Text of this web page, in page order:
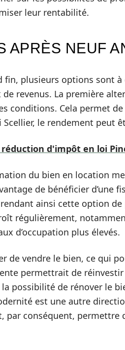
leur rentabilité.
APRÈS NEUF
fin, plusieurs options sont
revenus. La première
conditions. Cela permet de
le rendement peut
d'impôt en loi
du bien en location
de bénéficier d’une
ainsi cette option de
régulièrement,
d’occupation plus élevés.
de vendre le bien, ce qui
permettrait de réinvestir
possibilité de rénover le
est une autre
conséquent, permettre